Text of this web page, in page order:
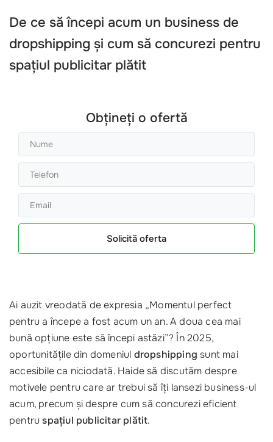
De ce să începi acum un business de
dropshipping și cum să concurezi pentru
spațiul publicitar plătit
Obțineți o ofertă
Solicită oferta
Ai auzit vreodată de expresia „Momentul perfect
pentru a începe a fost acum un an. A doua cea mai
bună opțiune este să începi astăzi”? În 2025,
oportunitățile din domeniul dropshipping sunt mai
accesibile ca niciodată. Haide să discutăm despre
motivele pentru care ar trebui să îți lansezi business-ul
acum, precum și despre cum să concurezi eficient
pentruspațiul publicitar plătit.